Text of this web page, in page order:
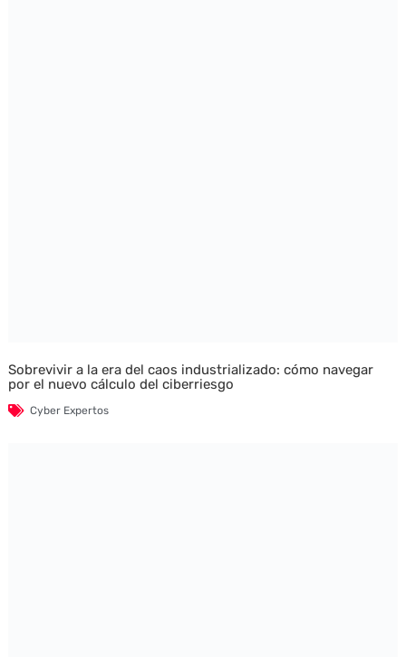
Sobrevivir a la era del caos industrializado: cómo navegar
por el nuevo cálculo del ciberriesgo
Cyber Expertos